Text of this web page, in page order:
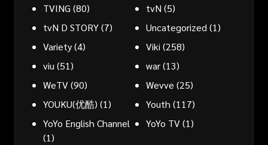
TVING (80) tvN (5)
tvN D STORY(7) Uncategorized(1)
Variety(4) Viki (258)
viu(51) war(13)
WeTV(90) Wevve (25)
YOUKU(优酷) (1) Youth (117)
YoYo English Channel
(1)
YoYo TV(1)